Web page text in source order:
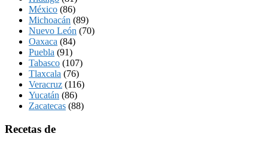
México (86)
Michoacán (89)
Nuevo León (70)
Oaxaca (84)
Puebla (91)
Tabasco (107)
Tlaxcala (76)
Veracruz (116)
Yucatán (86)
Zacatecas (88)
Recetas de